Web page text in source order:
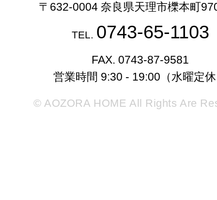
〒632-0004 奈良県天理市櫟本町
TEL. 0743-65-1103
FAX. 0743-87-9581
営業時間 9:30 - 19:00（水曜定
© AOZORA HOME All Rights Are